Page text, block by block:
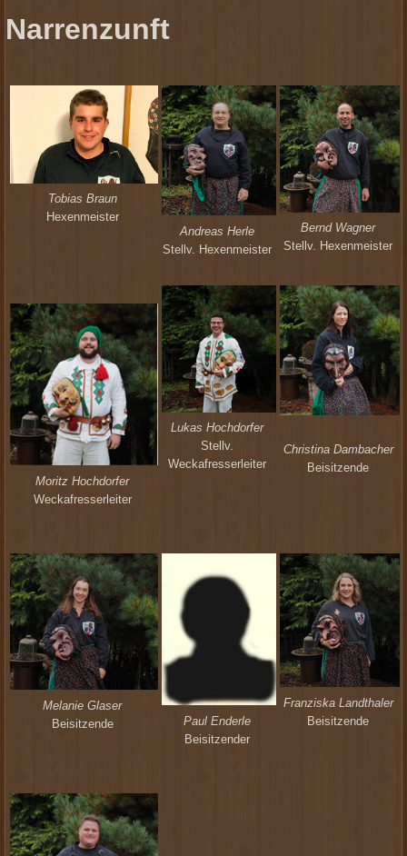
Narrenzunft
Tobias Braun
Hexenmeister
Andreas Herle
Stellv. Hexenmeister
Bernd Wagner
Stellv. Hexenmeister
Moritz Hochdorfer
Weckafresserleiter
Lukas Hochdorfer
Stellv.
Weckafresserleiter
Christina Dambacher
Beisitzende
Melanie Glaser
Beisitzende
Paul Enderle
Beisitzender
Franziska Landthaler
Beisitzende